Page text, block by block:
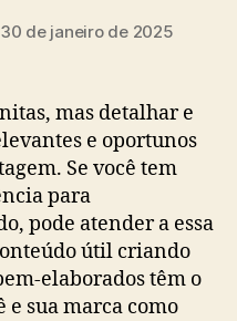
30 de janeiro de 2025
mas detalhar e
e oportunos
Se você tem
para
pode atender a essa
útil criando
elaborados têm o
e sua marca como